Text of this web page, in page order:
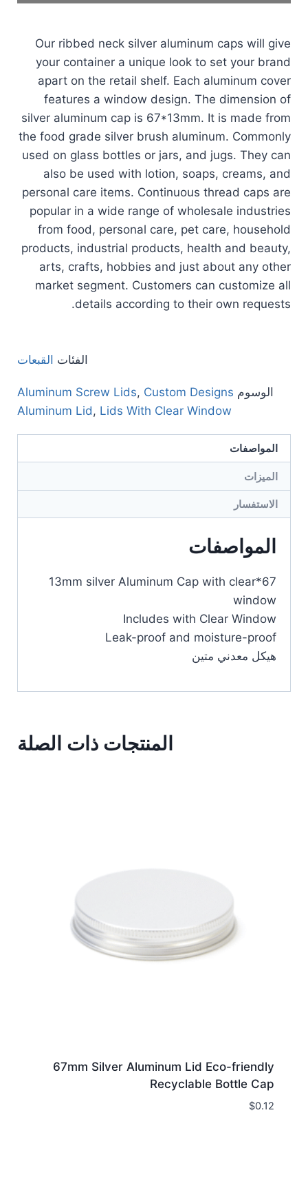
Our ribbed neck silver aluminum caps will give
your container a unique look to set your brand
apart on the retail shelf. Each aluminum cover
features a window design. The dimension of
silver aluminum cap is 67*13mm. It is made from
the food grade silver brush aluminum. Commonly
used on glass bottles or jars, and jugs. They can
also be used with lotion, soaps, creams, and
personal care items. Continuous thread caps are
popular in a wide range of wholesale industries
from food, personal care, pet care, household
products, industrial products, health and beauty,
arts, crafts, hobbies and just about any other
market segment. Customers can customize all
details according to their own requests.
الفئات القبعات
الوسوم Aluminum Screw Lids, Custom Designs
Aluminum Lid , Lids With Clear Window
المواصفات
الميزات
الاستفسار
المواصفات
67*13mm silver Aluminum Cap with clear
window
Includes with Clear Window
Leak-proof and moisture-proof
هيكل معدني متين
المنتجات ذات الصلة
67mm Silver Aluminum Lid Eco-friendly
Recyclable Bottle Cap
$0.12